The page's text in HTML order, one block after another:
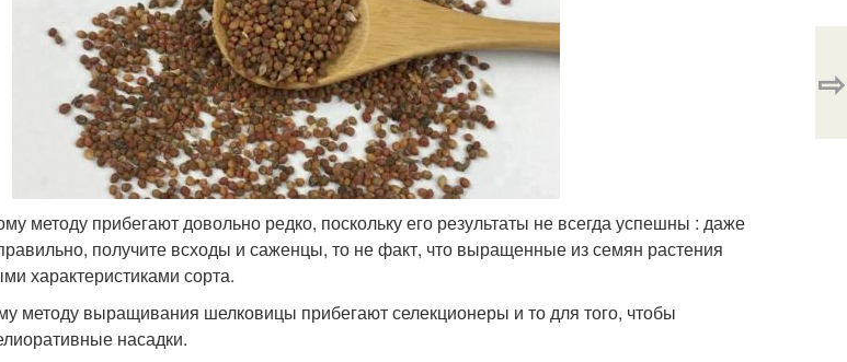
методу прибегают довольно редко, поскольку его результаты не всегда успешны : даже
получите всходы и саженцы, то не факт, что выращенные из семян растения
характеристиками сорта.
методу выращивания шелковицы прибегают селекционеры и то для того, чтобы
насадки.
⇨